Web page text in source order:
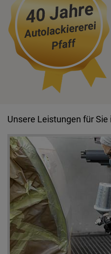
Unsere Leistungen für Sie